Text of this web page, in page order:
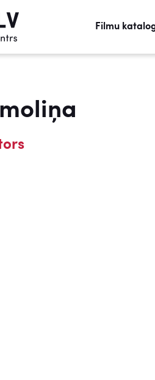
Filmu